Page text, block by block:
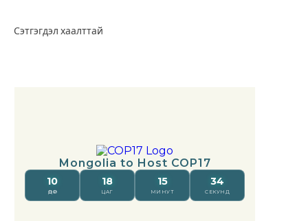
Сэтгэгдэл хаалттай